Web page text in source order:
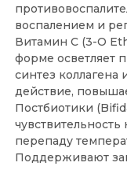
воспалением и
Витамин С (3-O
форме осветляет
синтез коллагена
действие,
Постбиотики
перепаду
Поддерживают